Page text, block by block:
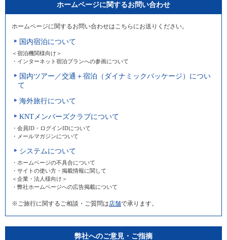
ホームページに関するお問い合わせ
ホームページに関するお問い合わせはこちらにお送りください。
国内宿泊について
＜宿泊機関様向け＞
・インターネット宿泊プランへの参画について
国内ツアー／交通＋宿泊（ダイナミックパッケージ）につい
て
海外旅行について
KNTメンバーズクラブについて
・会員ID・ログインIDについて
・メールマガジンについて
システムについて
・ホームページの不具合について
・サイトの使い方・掲載情報に関して
＜企業・法人様向け＞
・弊社ホームページへの広告掲載について
※ご旅行に関するご相談・ご質問は 店舗で承ります。
弊社へのご意見・ご指摘